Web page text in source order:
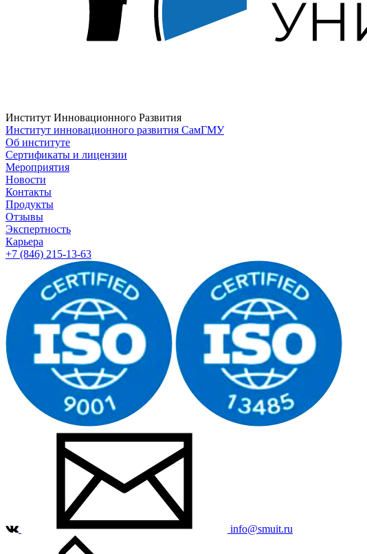
Институт Инновационного Развития
Институт инновационного развития СамГМУ
Об институте
Сертификаты и лицензии
Мероприятия
Новости
Контакты
Продукты
Отзывы
Экспертность
Карьера
+7 (846) 215-13-63
info@smuit.ru